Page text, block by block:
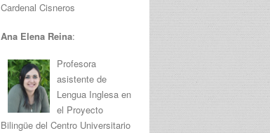
Cardenal Cisneros
Ana Elena Reina:
Profesora
asistente de
Lengua Inglesa en
el Proyecto
Bilingüe del Centro Universitario